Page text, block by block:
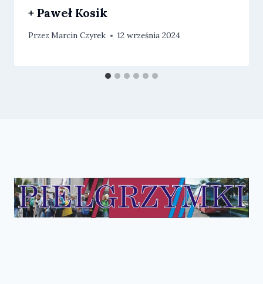
+ Paweł Kosik
Przez Marcin Czyrek 12 września 2024